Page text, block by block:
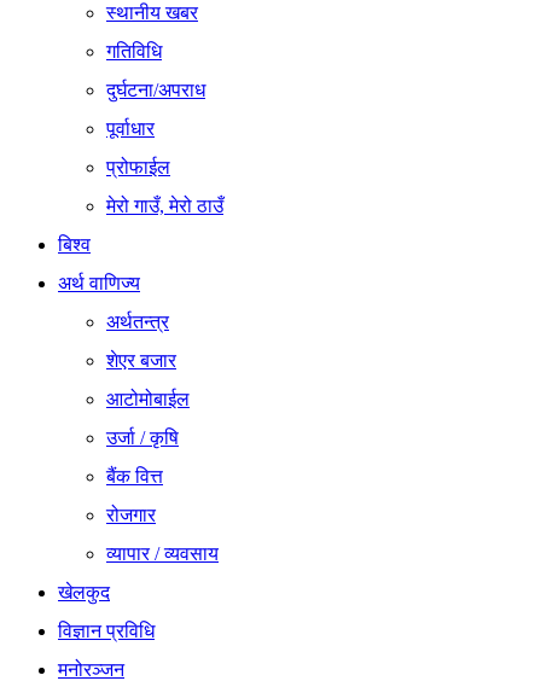
स्थानीय खबर
गतिविधि
दुर्घटना/अपराध
पूर्वाधार
प्रोफाईल
मेरो गाउँ, मेरो ठाउँ
बिश्व
अर्थ वाणिज्य
अर्थतन्त्र
शेएर बजार
आटोमोबाईल
उर्जा / कृषि
बैंक वित्त
रोजगार
व्यापार / व्यवसाय
खेलकुद
विज्ञान प्रविधि
मनोरञ्जन